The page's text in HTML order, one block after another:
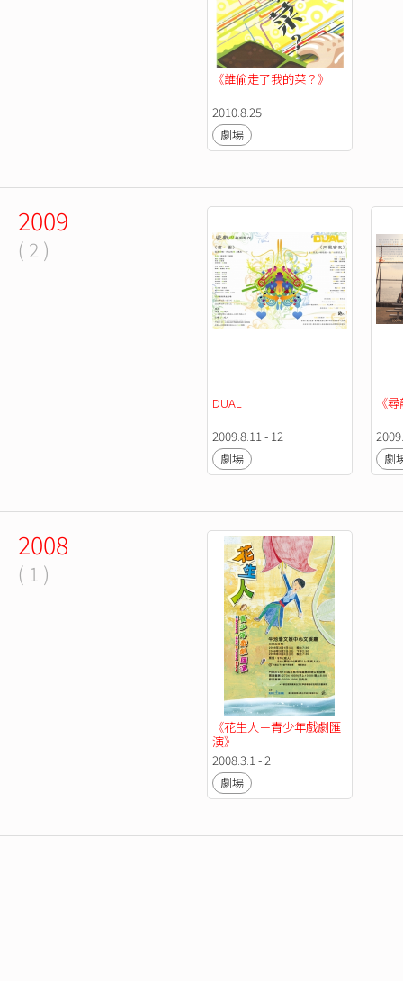
《誰偷走了我的菜？》
2010.8.25
劇場
2009
( 2 )
DUAL
2009.8.11 - 12
劇場
《
劇
2008
( 1 )
《花生人－青少年戲劇匯
演》
2008.3.1 - 2
劇場